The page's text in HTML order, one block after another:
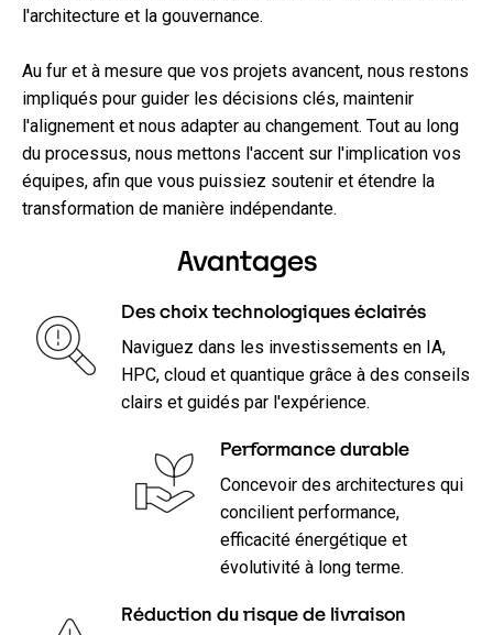
l'architecture et la gouvernance.
Au fur et à mesure que vos projets avancent, nous restons
impliqués pour guider les décisions clés, maintenir
l'alignement et nous adapter au changement. Tout au long
du processus, nous mettons l'accent sur l'implication vos
équipes, afin que vous puissiez soutenir et étendre la
transformation de manière indépendante.
Avantages
Des choix technologiques éclairés
Naviguez dans les investissements en IA,
HPC, cloud et quantique grâce à des conseils
clairs et guidés par l'expérience.
Performance durable
Concevoir des architectures qui
concilient performance,
efficacité énergétique et
évolutivité à long terme.
Réduction du risque de livraison